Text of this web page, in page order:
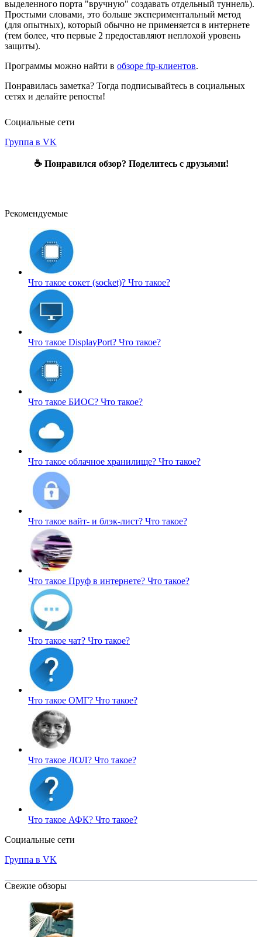
выделенного порта "вручную" создавать отдельный туннель).
Простыми словами, это больше экспериментальный метод
(для опытных), который обычно не применяется в интернете
(тем более, что первые 2 предоставляют неплохой уровень
защиты).
Программы можно найти в обзоре ftp-клиентов.
Понравилась заметка? Тогда подписывайтесь в социальных
сетях и делайте репосты!
Социальные сети
Группа в VK
☕ Понравился обзор? Поделитесь с друзьями!
Рекомендуемые
Что такое сокет (socket)? Что такое?
Что такое DisplayPort? Что такое?
Что такое БИОС? Что такое?
Что такое облачное хранилище? Что такое?
Что такое вайт- и блэк-лист? Что такое?
Что такое Пруф в интернете? Что такое?
Что такое чат? Что такое?
Что такое ОМГ? Что такое?
Что такое ЛОЛ? Что такое?
Что такое АФК? Что такое?
Социальные сети
Группа в VK
Свежие обзоры